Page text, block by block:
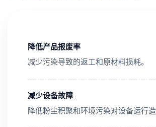
降低产品报废率
减少污染导致的返工和原材料损耗。
减少设备故障
降低粉尘积聚和环境污染对设备运行造